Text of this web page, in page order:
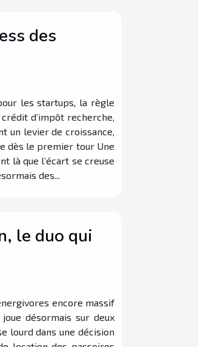
des
les startups, la règle
d’impôt recherche,
un levier de croissance,
dès le premier tour Une
là que l’écart se creuse
des...
le duo qui
encore massif
désormais sur deux
lourd dans une décision